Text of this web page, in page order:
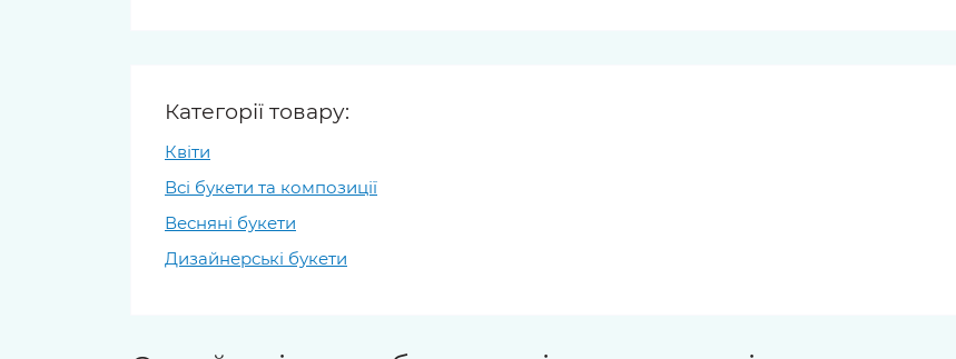
Категорії товару:
Квіти
Всі букети та композиції
Весняні букети
Дизайнерські букети